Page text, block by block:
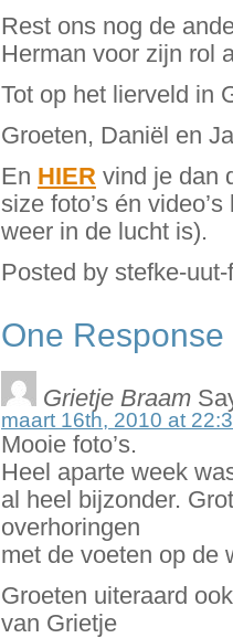
Rest ons nog de
Herman voor zijn rol
Tot op het lierveld in
Groeten, Daniël en
En HIER vind je dan
size foto’s én
weer in de lucht is).
Posted by stefke-
One Response
Grietje Braam
maart 16th, 2010 at
Mooie foto’s.
Heel aparte week
al heel bijzonder.
overhoringen
met de voeten op de
Groeten uiteraard
van Grietje